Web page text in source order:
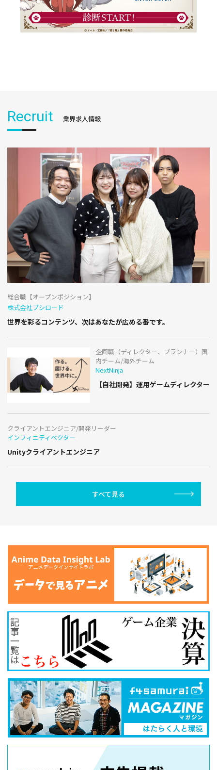
Recruit 業界求人情報
総合職【オープンポジション】
株式会社ブシロード
世界を彩るコンテンツ、次はあなたが広める番です。
企画職（ディレクター、プランナー）国
内チーム/海外チーム
NextNinja
【自社開発】運用ゲームディレクター
クライアントエンジニア/開発リーダー
インフィニティベクター
Unityクライアントエンジニア
すべて見る